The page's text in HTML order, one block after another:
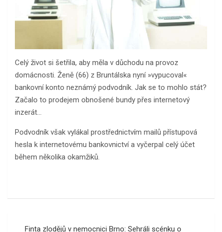
Celý život si šetřila, aby měla v důchodu na provoz
domácnosti. Ženě (66) z Bruntálska nyní »vypucoval«
bankovní konto neznámý podvodník. Jak se to mohlo stát?
Začalo to prodejem obnošené bundy přes internetový
inzerát…
Podvodník však vylákal prostřednictvím mailů přístupová
hesla k internetovému bankovnictví a vyčerpal celý účet
během několika okamžiků.
Finta zlodějů v nemocnici Brno: Sehráli scénku o